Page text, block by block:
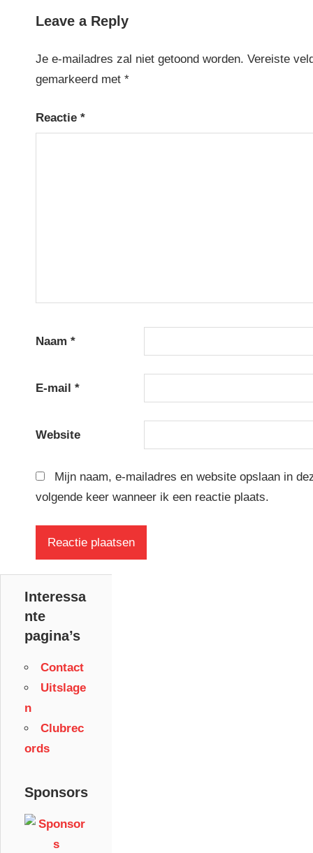
Leave a Reply
Je e-mailadres zal niet getoond worden. Vereiste
gemarkeerd met *
Reactie *
Naam *
E-mail *
Website
Mijn naam, e-mailadres en website opslaan in
volgende keer wanneer ik een reactie plaats.
Interessa
nte
pagina’s
Contact
Uitslage
n
Clubrec
ords
Sponsors